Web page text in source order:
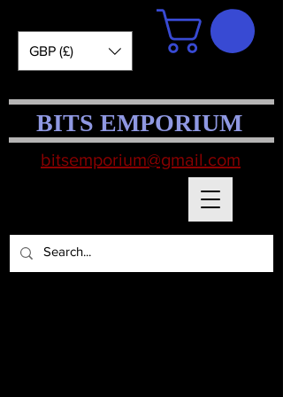
BITS EMPORIUM
GBP (£)
bitsemporium@gmail.com